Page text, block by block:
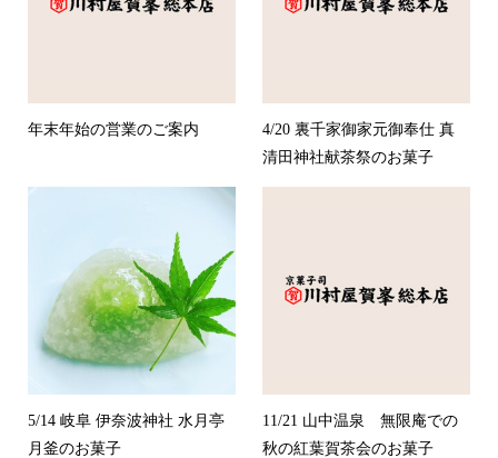
年末年始の営業のご案内
4/20 裏千家御家元御奉仕 真
清田神社献茶祭のお菓子
5/14 岐阜 伊奈波神社 水月亭
月釜のお菓子
11/21 山中温泉 無限庵での
秋の紅葉賀茶会のお菓子